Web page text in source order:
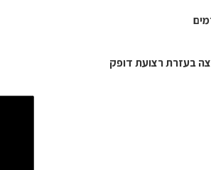
בעזרת רצועת דופק